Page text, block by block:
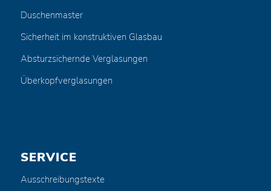
Duschenmaster
Sicherheit im konstruktiven Glasbau
Absturzsichernde Verglasungen
Überkopfverglasungen
SERVICE
Ausschreibungstexte